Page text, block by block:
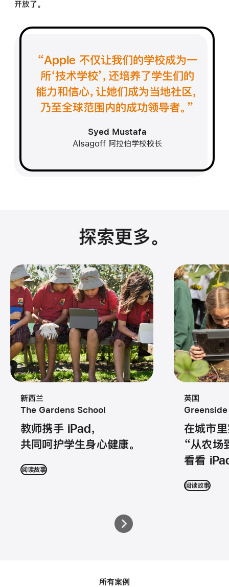
开放了。
“Apple 不仅让我们的学校成为一
所‘技术学校’，还培养了学生们的
能力和信心，让她们成为当地社区，
乃至全球范围内的成功领导者。”
Syed Mustafa
Alsagoff 阿拉伯学校校长
探索更多。
新西兰
The Gardens School
教师携手 iPad，
共同呵护学生身心健康。
阅读故事
英国
Greenside
在城市
“从农场
看看
阅读故事
所有案例